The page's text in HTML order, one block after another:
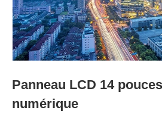
Panneau LCD 14
numérique